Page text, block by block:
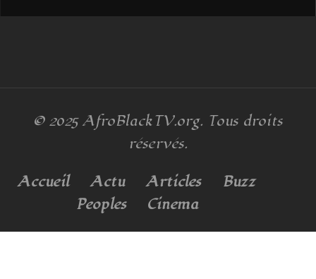
© 2025 AfroBlackTV.org. Tous droits
réservés.
Accueil Actu Articles
Buzz
Peoples
Cinema